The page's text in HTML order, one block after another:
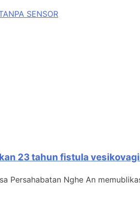
SENSOR
23 tahun fistula
Persahabatan Nghe An